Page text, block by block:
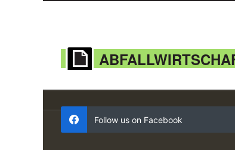
Follow us on Facebook